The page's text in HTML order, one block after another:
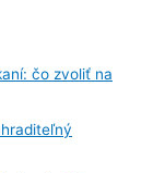
čo zvoliť na